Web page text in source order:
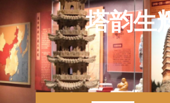
塔韵生
查看更多